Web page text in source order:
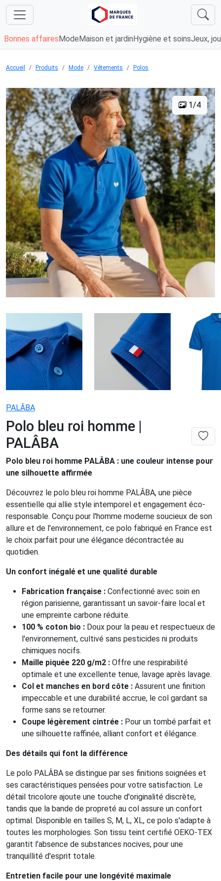
Bonnes affaires Mode Maison et jardin Hygiène et soinsJeux,
Accueil Produits Mode Vêtements Polos
1/4
PALÂBA
Polo bleu roi homme |
PALÂBA
Polo bleu roi homme PALÂBA : une couleur intense pour
une silhouette affirmée
Découvrez le polo bleu roi homme PALÂBA, une pièce
essentielle qui allie style intemporel et engagement éco-
responsable. Conçu pour l'homme moderne soucieux de son
allure et de l'environnement, ce polo fabriqué en France est
le choix parfait pour une élégance décontractée au
quotidien.
Un confort inégalé et une qualité durable
Fabrication française : Confectionné avec soin en
région parisienne, garantissant un savoir-faire local et
une empreinte carbone réduite.
100 % coton bio : Doux pour la peau et respectueux de
l'environnement, cultivé sans pesticides ni produits
chimiques nocifs.
Maille piquée 220 g/m2 : Offre une respirabilité
optimale et une excellente tenue, lavage après lavage.
Col et manches en bord côte : Assurent une finition
impeccable et une durabilité accrue, le col gardant sa
forme sans se retourner.
Coupe légèrement cintrée : Pour un tombé parfait et
une silhouette raffinée, alliant confort et élégance.
Des détails qui font la différence
Le polo PALÂBA se distingue par ses finitions soignées et
ses caractéristiques pensées pour votre satisfaction. Le
détail tricolore ajoute une touche d'originalité discrète,
tandis que la bande de propreté au col assure un confort
optimal. Disponible en tailles S, M, L, XL, ce polo s'adapte à
toutes les morphologies. Son tissu teint certifié OEKO-TEX
garantit l'absence de substances nocives, pour une
tranquillité d'esprit totale.
Entretien facile pour une longévité maximale